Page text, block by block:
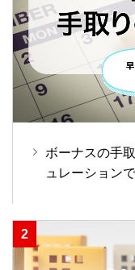
ボーナスの手
ュレーション